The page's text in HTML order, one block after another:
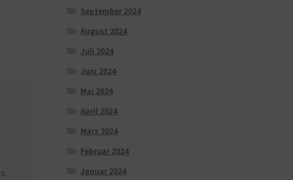
September 2024
August 2024
Juli 2024
Juni 2024
Mai 2024
April 2024
März 2024
Februar 2024
Januar 2024